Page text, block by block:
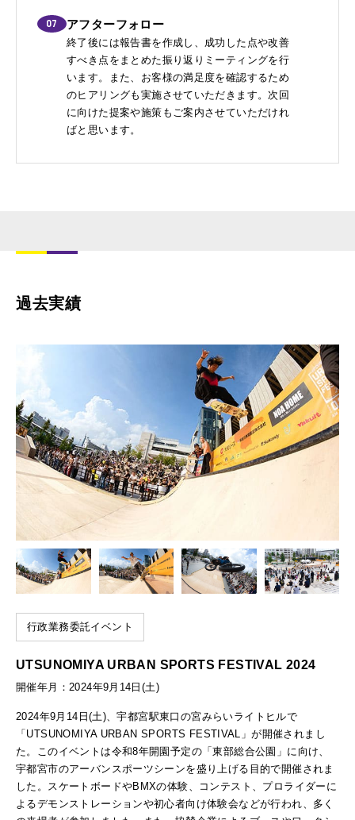
07 アフターフォロー
終了後には報告書を作成し、成功した点や改善
すべき点をまとめた振り返りミーティングを行
います。また、お客様の満足度を確認するため
のヒアリングも実施させていただきます。次回
に向けた提案や施策もご案内させていただけれ
ばと思います。
過去実績
行政業務委託イベント
UTSUNOMIYA URBAN SPORTS FESTIVAL 2024
開催年月：2024年9月14日(土)
2024年9月14日(土)、宇都宮駅東口の宮みらいライトヒルで
「UTSUNOMIYA URBAN SPORTS FESTIVAL」が開催されまし
た。このイベントは令和8年開園予定の「東部総合公園」に向け、
宇都宮市のアーバンスポーツシーンを盛り上げる目的で開催されま
した。スケートボードやBMXの体験、コンテスト、プロライダーに
よるデモンストレーションや初心者向け体験会などが行われ、多く